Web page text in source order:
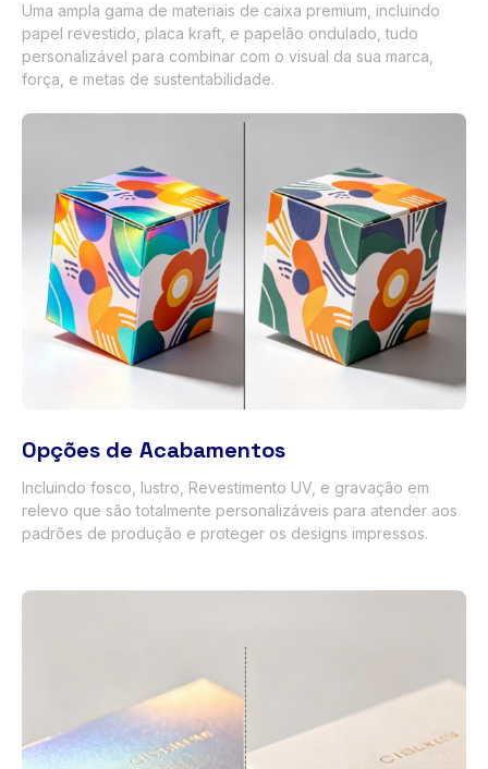
Uma ampla gama de materiais de caixa premium, incluindo
papel revestido, placa kraft, e papelão ondulado, tudo
personalizável para combinar com o visual da sua marca,
força, e metas de sustentabilidade.
Opções de Acabamentos
Incluindo fosco, lustro, Revestimento UV, e gravação em
relevo que são totalmente personalizáveis ​​para atender aos
padrões de produção e proteger os designs impressos.